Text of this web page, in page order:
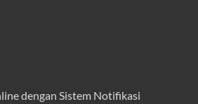
dengan Sistem Notifikasi